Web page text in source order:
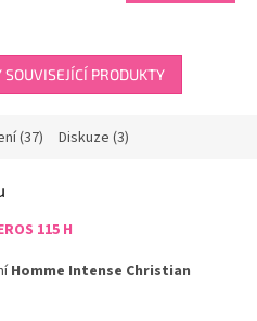
PRODUKTY
(37) Diskuze (3)
115 H
Homme Intense Christian